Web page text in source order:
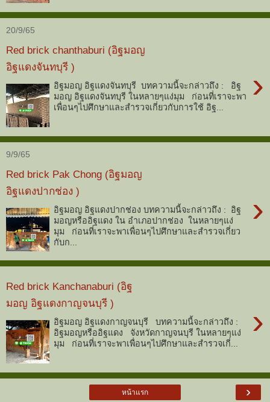
20/9/65
Red brick chanthaburi (อิฐมอญ
อิฐแดงจันทบุรี )
›
อิฐมอญ อิฐแดงจันทบุรี บทความนี้จะกล่าวถึง : อิฐ
มอญ อิฐแดงจันทบุรี ในหลายๆแง่มุม ก่อนที่เราจะพา
เพื่อนๆไปศึกษาและสำรวจเกี่ยวกับการใช้ อิฐ...
9/9/65
Red brick Pak Chong (อิฐมอญ
อิฐแดงปากช่อง )
›
อิฐมอญ อิฐแดงปากช่อง บทความนี้จะกล่าวถึง : อิฐ
มอญหรืออิฐแดง ใน อำเภอปากช่อง ในหลายๆแง่
มุม ก่อนที่เราจะพาเพื่อนๆไปศึกษาและสำรวจเกี่ยว
กับก...
Red brick Kanchanaburi (อิฐ
มอญ อิฐแดงกาญจนบุรี )
›
อิฐมอญ อิฐแดงกาญจนบุรี บทความนี้จะกล่าวถึง :
อิฐมอญหรืออิฐแดง จังหวัดกาญจนบุรี ในหลายๆแง่
มุม ก่อนที่เราจะพาเพื่อนๆไปศึกษาและสำรวจเกี่...
›
หน้าแรก